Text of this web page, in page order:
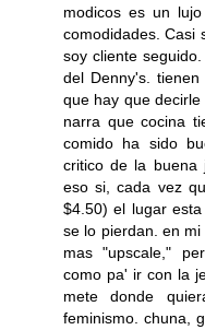
modicos es un
comodidades. Casi
soy cliente
del Denny's.
que hay que
narra que cocina
comido ha sido
critico de la buena
eso si, cada vez
$4.50) el lugar
se lo pierdan. en
mas "upscale,"
como pa' ir con la
mete donde
feminismo. chuna,